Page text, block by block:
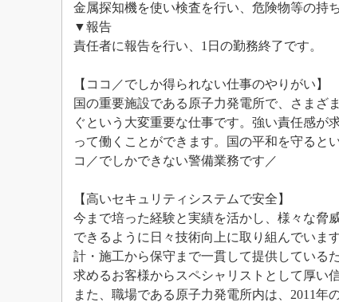
金属探知機を使い検査を行い、危険物等の持
▼報告
責任者に報告を行い、1日の勤務終了です。
【ココ／でしか得られない仕事のやりがい】
国の重要施設である原子力発電所で、さまざ
ぐという大変重要な仕事です。強い責任感が
って働くことができます。国の平和を守ると
コ／でしかできない警備業務です／
【高いセキュリティシステムで安全】
今まで培った経験と実績を活かし、様々な脅
できるように日々技術向上に取り組んでいま
計・施工から保守まで一貫して提供している
求めるお客様からスペシャリストとして厚い
また、職場である原子力発電所内は、2011年